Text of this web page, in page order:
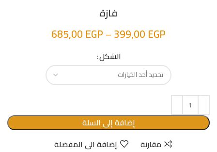
فازة
399,00 EGP
–
685,00 EGP
الشكل
إضافة إلى السلة
مقارنة
إضافة الى المفضلة